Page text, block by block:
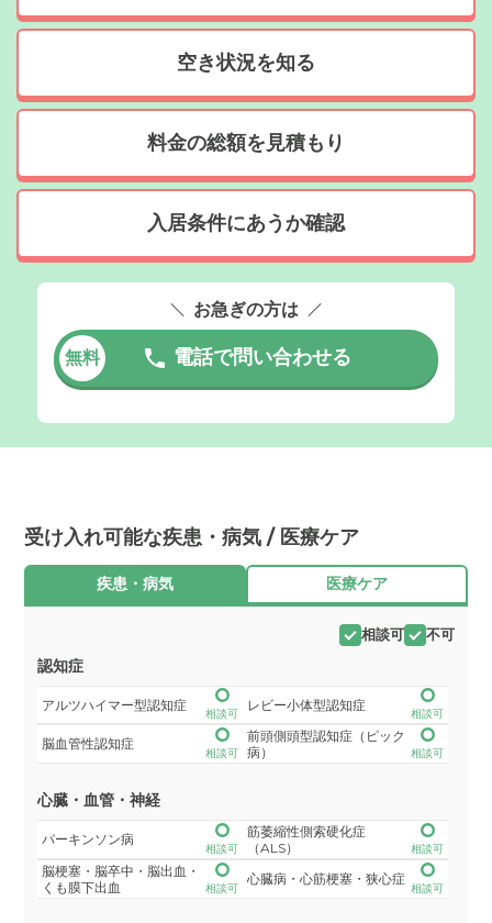
空き状況を知る
料金の総額を見積もり
入居条件にあうか確認
お急ぎの方は
無料 電話で問い合わせる
受け入れ可能な疾患・病気 / 医療ケア
疾患・病気 医療ケア
相談可 不可
認知症
アルツハイマー型認知症
相談可
レビー小体型認知症
相談可
脳血管性認知症
相談可
前頭側頭型認知症（ピック
病）
相談可
心臓・血管・神経
パーキンソン病
相談可
筋萎縮性側索硬化症
（ALS）
相談可
脳梗塞・脳卒中・脳出血・
くも膜下出血
相談可
心臓病・心筋梗塞・狭心症
相談可